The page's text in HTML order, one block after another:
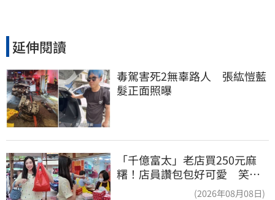
延伸閱讀
毒駕害死2無辜路人　張紘愷藍
髮正面照曝
「千億富太」老店買250元麻
糬！店員讚包包好可愛 笑
(2026年08月08日)